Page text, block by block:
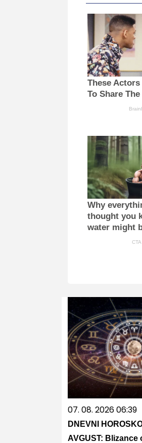
These
To Share
Why
thought you
water might
07. 08. 2026 06:39
DNEVNI
AVGUST: Blizance